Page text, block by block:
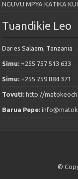
NGUVU MPYA KATIKA
Tuandikie Leo
Dar es Salaam, Tanzania
Simu: +255 757 513 633
Simu: +255 759 884 371
Tovuti: http://
Barua Pepe:
©